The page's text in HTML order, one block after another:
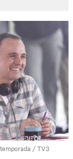
temporada / TV3